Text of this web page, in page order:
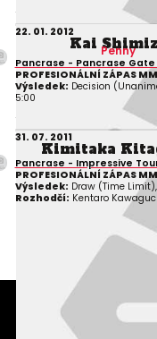
22. 01. 2012
Kai Penny
Pancrase - Pancrase
PROFESIONÁLNÍ ZÁPAS
Výsledek: Decision
5:00
31. 07. 2011
Kimitaka
Pancrase - Impressive
PROFESIONÁLNÍ ZÁPAS
Výsledek: Draw (Time
Rozhodčí: Kentaro
Podmínky